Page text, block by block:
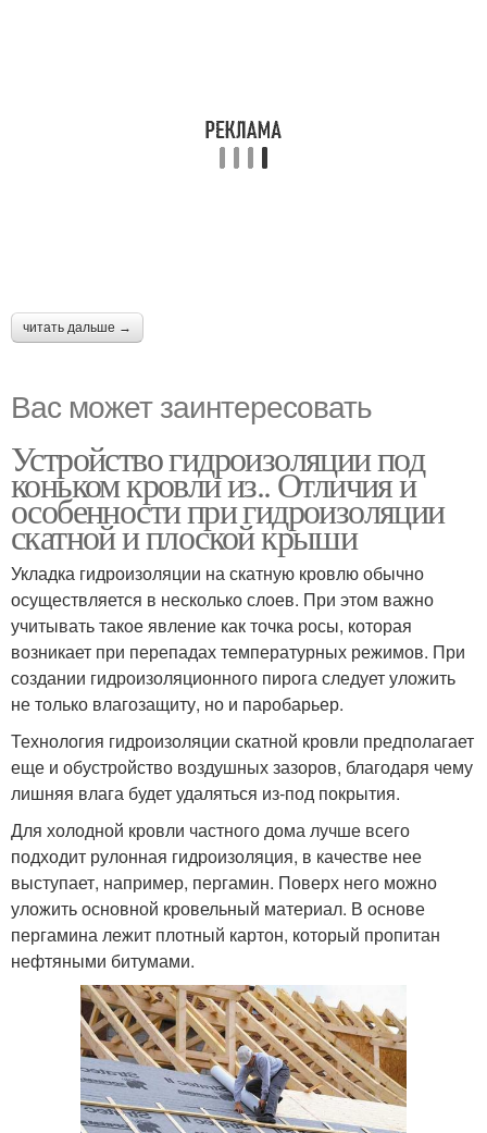
читать дальше →
Вас может заинтересовать
Устройство гидроизоляции под
коньком кровли из.. Отличия и
особенности при гидроизоляции
скатной и плоской крыши
Укладка гидроизоляции на скатную кровлю обычно
осуществляется в несколько слоев. При этом важно
учитывать такое явление как точка росы, которая
возникает при перепадах температурных режимов. При
создании гидроизоляционного пирога следует уложить
не только влагозащиту, но и паробарьер.
Технология гидроизоляции скатной кровли предполагает
еще и обустройство воздушных зазоров, благодаря чему
лишняя влага будет удаляться из-под покрытия.
Для холодной кровли частного дома лучше всего
подходит рулонная гидроизоляция, в качестве нее
выступает, например, пергамин. Поверх него можно
уложить основной кровельный материал. В основе
пергамина лежит плотный картон, который пропитан
нефтяными битумами.